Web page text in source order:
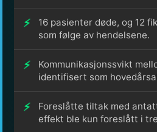
16 pasienter døde, og 12
som følge av hendelsene.
Kommunikasjonssvikt
identifisert som
Foreslåtte tiltak med
effekt ble kun foreslått i